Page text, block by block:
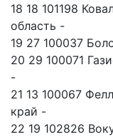
18 18 101198
область -
19 27 100037
20 29 100071
-
21 13 100067
край -
22 19 102826